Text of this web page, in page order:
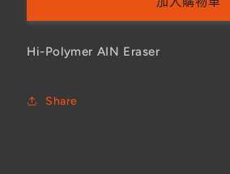
數
數
Hi-Polymer AIN Eraser
Share